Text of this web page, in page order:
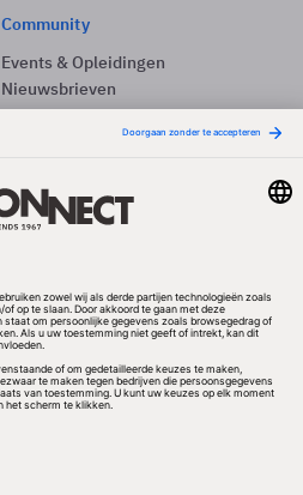
Community
Events & Opleidingen
Nieuwsbrieven
Vacatures